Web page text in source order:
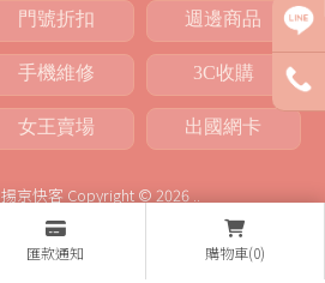
匯款通知 購物車(0)
門號折扣 週邊商品
手機維修 3C收購
女王賣場 出國網卡
揚京快客 Copyright © 2026 ..